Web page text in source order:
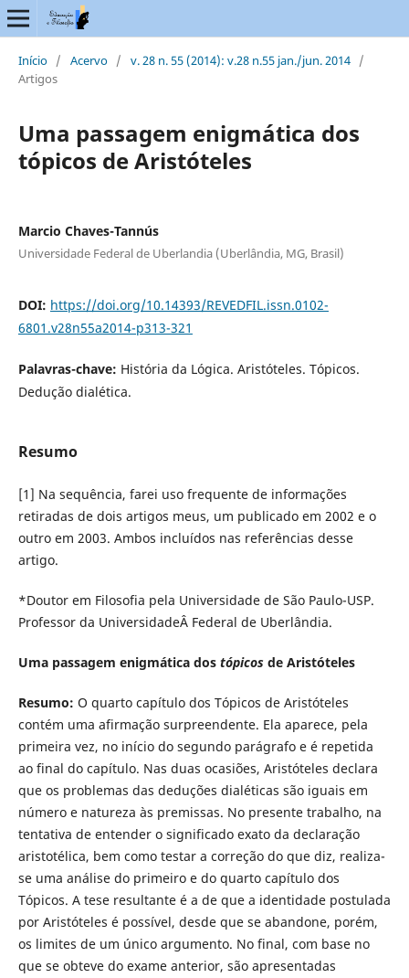
Início / Acervo / v. 28 n. 55 (2014): v.28 n.55 jan./jun. 2014 /
Artigos
Uma passagem enigmática dos
tópicos de Aristóteles
Marcio Chaves-Tannús
Universidade Federal de Uberlandia (Uberlândia, MG, Brasil)
DOI: https://doi.org/10.14393/REVEDFIL.issn.0102-
6801.v28n55a2014-p313-321
Palavras-chave: História da Lógica. Aristóteles. Tópicos.
Dedução dialética.
Resumo
[1] Na sequência, farei uso frequente de informações
retiradas de dois artigos meus, um publicado em 2002 e o
outro em 2003. Ambos incluídos nas referências desse
artigo.
*Doutor em Filosofia pela Universidade de São Paulo-USP.
Professor da UniversidadeÂ Federal de Uberlândia.
Uma passagem enigmática dos tópicosde Aristóteles
Resumo: O quarto capítulo dos Tópicos de Aristóteles
contém uma afirmação surpreendente. Ela aparece, pela
primeira vez, no início do segundo parágrafo e é repetida
ao final do capítulo. Nas duas ocasiões, Aristóteles declara
que os problemas das deduções dialéticas são iguais em
número e natureza às premissas. No presente trabalho, na
tentativa de entender o significado exato da declaração
aristotélica, bem como testar a correção do que diz, realiza-
se uma análise do primeiro e do quarto capítulo dos
Tópicos. A tese resultante é a de que a identidade postulada
por Aristóteles é possível, desde que se abandone, porém,
os limites de um único argumento. No final, com base no
que se obteve do exame anterior, são apresentadas